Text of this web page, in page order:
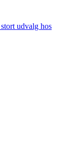
udvalg hos